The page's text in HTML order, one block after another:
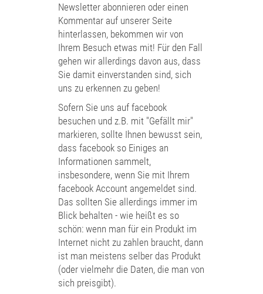
Newsletter abonnieren oder einen
Kommentar auf unserer Seite
hinterlassen, bekommen wir von
Ihrem Besuch etwas mit! Für den Fall
gehen wir allerdings davon aus, dass
Sie damit einverstanden sind, sich
uns zu erkennen zu geben!
Sofern Sie uns auf facebook
besuchen und z.B. mit "Gefällt mir"
markieren, sollte Ihnen bewusst sein,
dass facebook so Einiges an
Informationen sammelt,
insbesondere, wenn Sie mit Ihrem
facebook Account angemeldet sind.
Das sollten Sie allerdings immer im
Blick behalten - wie heißt es so
schön: wenn man für ein Produkt im
Internet nicht zu zahlen braucht, dann
ist man meistens selber das Produkt
(oder vielmehr die Daten, die man von
sich preisgibt).